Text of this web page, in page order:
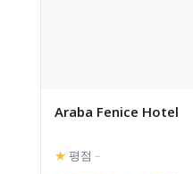
Araba Fenice Hotel
★ 평점 –